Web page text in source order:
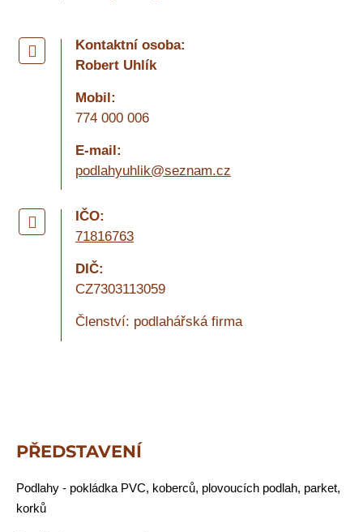
Kontaktní osoba:
Robert Uhlík
Mobil:
774 000 006
E-mail:
podlahyuhlik@seznam.cz
IČO:
71816763
DIČ:
CZ7303113059
Členství: podlahářská firma
PŘEDSTAVENÍ
Podlahy - pokládka PVC, koberců, plovoucích podlah, parket,
korků